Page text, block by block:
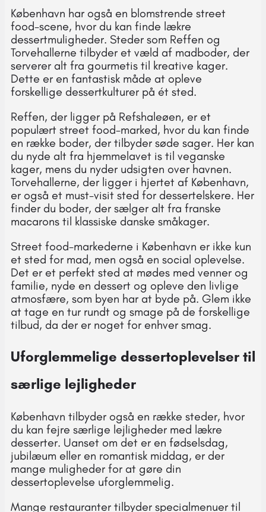
København har også en blomstrende street
food-scene, hvor du kan finde lækre
dessertmuligheder. Steder som Reffen og
Torvehallerne tilbyder et væld af madboder, der
serverer alt fra gourmetis til kreative kager.
Dette er en fantastisk måde at opleve
forskellige dessertkulturer på ét sted.
Reffen, der ligger på Refshaleøen, er et
populært street food-marked, hvor du kan finde
en række boder, der tilbyder søde sager. Her kan
du nyde alt fra hjemmelavet is til veganske
kager, mens du nyder udsigten over havnen.
Torvehallerne, der ligger i hjertet af København,
er også et must-visit sted for dessertelskere. Her
finder du boder, der sælger alt fra franske
macarons til klassiske danske småkager.
Street food-markederne i København er ikke kun
et sted for mad, men også en social oplevelse.
Det er et perfekt sted at mødes med venner og
familie, nyde en dessert og opleve den livlige
atmosfære, som byen har at byde på. Glem ikke
at tage en tur rundt og smage på de forskellige
tilbud, da der er noget for enhver smag.
Uforglemmelige dessertoplevelser til
særlige lejligheder
København tilbyder også en række steder, hvor
du kan fejre særlige lejligheder med lækre
desserter. Uanset om det er en fødselsdag,
jubilæum eller en romantisk middag, er der
mange muligheder for at gøre din
dessertoplevelse uforglemmelig.
Mange restauranter tilbyder specialmenuer til